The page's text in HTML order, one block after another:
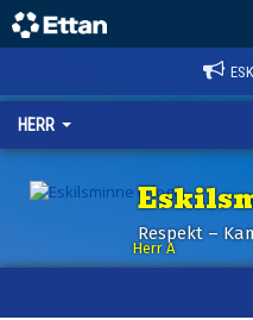
HERR
Respekt –
Herr A